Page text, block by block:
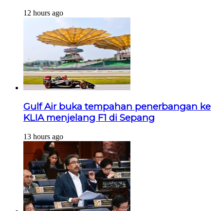
12 hours ago
Gulf Air buka tempahan penerbangan ke
KLIA menjelang F1 di Sepang
13 hours ago